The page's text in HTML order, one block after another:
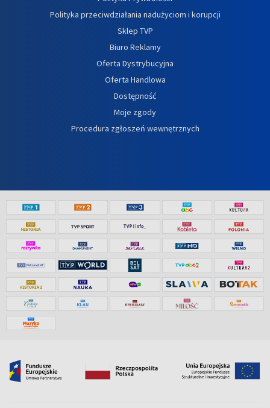
Polityka przeciwdziałania nadużyciom i korupcji
Sklep TVP
Biuro Reklamy
Oferta Dystrybucyjna
Oferta Handlowa
Dostępność
Moje zgody
Procedura zgłoszeń wewnętrznych